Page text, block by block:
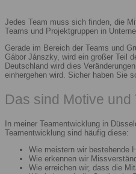
Jedes Team muss sich finden, die
Teams und Projektgruppen in
Gerade im Bereich der Teams und
Gábor Jánszky, wird ein großer Teil
Deutschland wird dies
einhergehen wird. Sicher haben Sie
Das sind Motive
In meiner Teamentwicklung in
Teamentwicklung sind häufig diese:
Wie meistern wir bestehende
Wie erkennen wir
Wie erreichen wir, dass die